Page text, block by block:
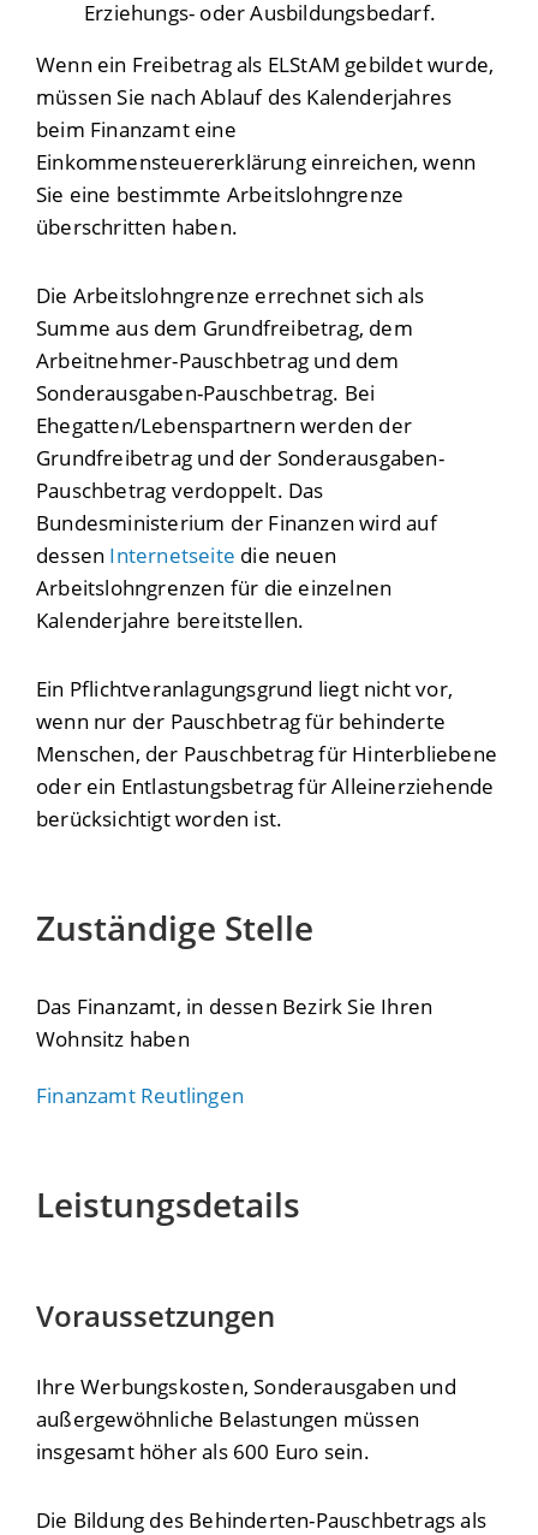
Erziehungs- oder Ausbildungsbedarf.
Wenn ein Freibetrag als ELStAM gebildet wurde,
müssen Sie nach Ablauf des Kalenderjahres
beim Finanzamt eine
Einkommensteuererklärung einreichen, wenn
Sie eine bestimmte Arbeitslohngrenze
überschritten haben.
Die Arbeitslohngrenze errechnet sich als
Summe aus dem Grundfreibetrag, dem
Arbeitnehmer-Pauschbetrag und dem
Sonderausgaben-Pauschbetrag. Bei
Ehegatten/Lebenspartnern werden der
Grundfreibetrag und der Sonderausgaben-
Pauschbetrag verdoppelt. Das
Bundesministerium der Finanzen wird auf
dessen Internetseite die neuen
Arbeitslohngrenzen für die einzelnen
Kalenderjahre bereitstellen.
Ein Pflichtveranlagungsgrund liegt nicht vor,
wenn nur der Pauschbetrag für behinderte
Menschen, der Pauschbetrag für Hinterbliebene
oder ein Entlastungsbetrag für Alleinerziehende
berücksichtigt worden ist.
Zuständige Stelle
Das Finanzamt, in dessen Bezirk Sie Ihren
Wohnsitz haben
Finanzamt Reutlingen
Leistungsdetails
Voraussetzungen
Ihre Werbungskosten, Sonderausgaben und
außergewöhnliche Belastungen müssen
insgesamt höher als 600 Euro sein.
Die Bildung des Behinderten-Pauschbetrags als